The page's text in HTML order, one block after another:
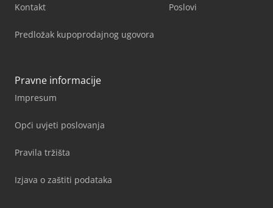
Kontakt
Predložak kupoprodajnog ugovora
Poslovi
Pravne informacije
Impresum
Opći uvjeti poslovanja
Pravila tržišta
Izjava o zaštiti podataka